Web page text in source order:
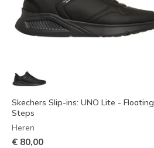
Skechers Slip-ins: UNO Lite - Floating
Steps
Heren
€ 80,00